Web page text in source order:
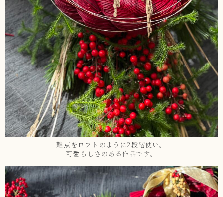
難点をロフトのように2段階使い。
可愛らしさのある作品です。